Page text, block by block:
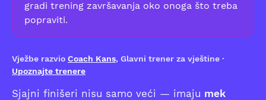
gradi trening završavanja oko onoga što treba
popraviti.
Vježbe razvio Coach Kans, Glavni trener za vještine ·
Upoznajte trenere
Sjajni finišeri nisu samo veći — imaju mek